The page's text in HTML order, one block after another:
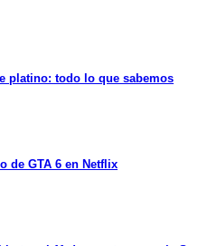
platino: todo lo que sabemos
de GTA 6 en Netflix